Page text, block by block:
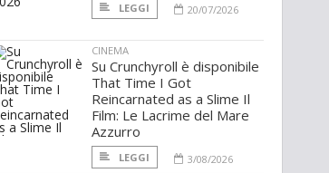
LEGGI 20/07/2026
CINEMA
Su Crunchyroll è disponibile
That Time I Got
Reincarnated as a Slime Il
Film: Le Lacrime del Mare
Azzurro
LEGGI
3/08/2026